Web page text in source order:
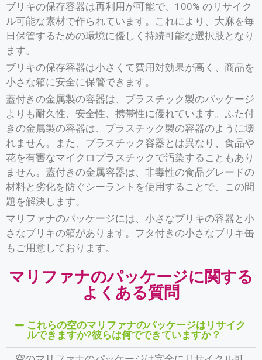
ブリキの保存容器は再利用が可能で、100% のリサイク
ル可能な素材で作られています。これにより、大麻を毎
日保管するための環境に優しく持続可能な選択肢となり
ます。
ブリキの保存容器は小さくて費用対効果が高く、商品を
小さな箱に安全に保管できます。
蓋付きの金属製の容器は、プラスチック製のパッケージ
よりも耐久性、安全性、携帯性に優れています。ふた付
きの金属製の容器は、プラスチック製の容器のように壊
れません。また、プラスチック容器とは異なり、食品や
花を有害なマイクロプラスチックで汚染することもあり
ません。蓋付きの金属容器は、非毒性の食品グレードの
材料と劣化を防ぐシーラントを使用することで、この問
題を解決します。
マリファナのパッケージには、小さなブリキの容器と小
さなブリキの箱があります。フタ付きの小さなブリキ缶
もご用意しております。
マリファナのパッケージに関する
よくある質問
これらの空のマリファナのパッケージはリサイク
ルできますか?彼らは何でできていますか？